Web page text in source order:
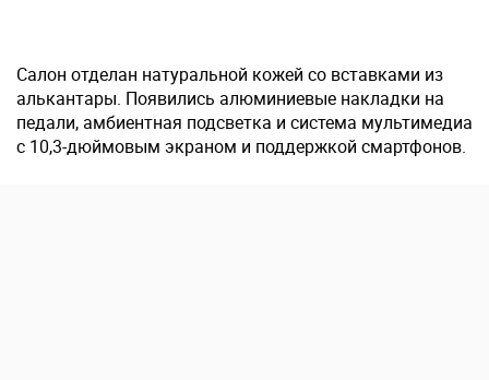
Салон отделан натуральной кожей со вставками из
алькантары. Появились алюминиевые накладки на
педали, амбиентная подсветка и система мультимедиа
с 10,3-дюймовым экраном и поддержкой смартфонов.